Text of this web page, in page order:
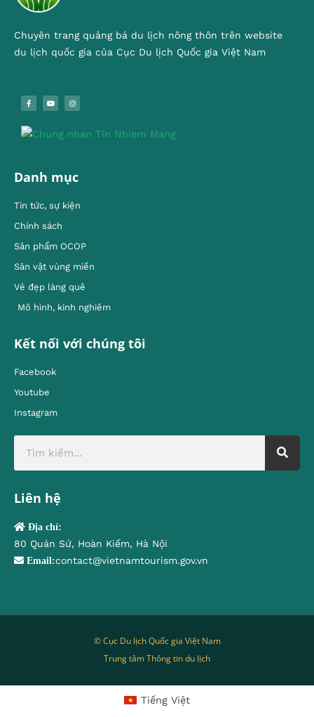
Chuyên trang quảng bá du lịch nông thôn trên website
du lịch quốc gia của Cục Du lịch Quốc gia Việt Nam
Danh mục
Tin tức, sự kiện
Chính sách
Sản phẩm OCOP
Sản vật vùng miền
Vẻ đẹp làng quê
Mô hình, kinh nghiêm
Kết nối với chúng tôi
Facebook
Youtube
Instagram
Liên hệ
Địa chỉ:
80 Quán Sứ, Hoàn Kiếm, Hà Nội
Email:contact@vietnamtourism.gov.vn
© Cục Du lịch Quốc gia Việt Nam
Trung tâm Thông tin du lịch
Tiếng Việt